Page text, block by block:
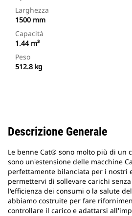
Larghezza
1500 mm
Capacità
1.44 m³
Peso
512.8 kg
Descrizione Generale
Le benne Cat® sono molto più di un
sono un'estensione delle macchine
perfettamente bilanciata per i nostri
permettervi di sollevare carichi
l'efficienza dei consumi o la salute
abbiamo costruite per fare
controllare il carico e adattarsi